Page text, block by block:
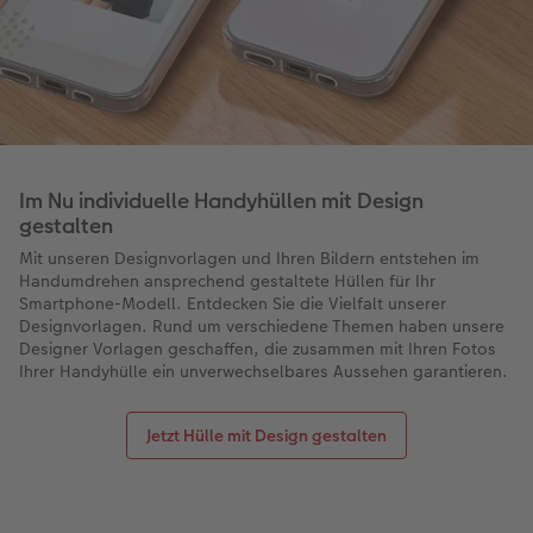
Im Nu individuelle Handyhüllen mit Design
gestalten
Mit unseren Designvorlagen und Ihren Bildern entstehen im
Handumdrehen ansprechend gestaltete Hüllen für Ihr
Smartphone-Modell. Entdecken Sie die Vielfalt unserer
Designvorlagen. Rund um verschiedene Themen haben unsere
Designer Vorlagen geschaffen, die zusammen mit Ihren Fotos
Ihrer Handyhülle ein unverwechselbares Aussehen garantieren.
Jetzt Hülle mit Design gestalten